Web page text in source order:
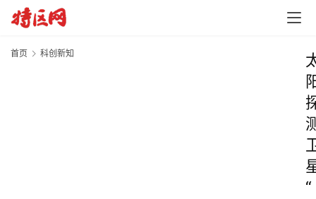
首页 科创新知
“